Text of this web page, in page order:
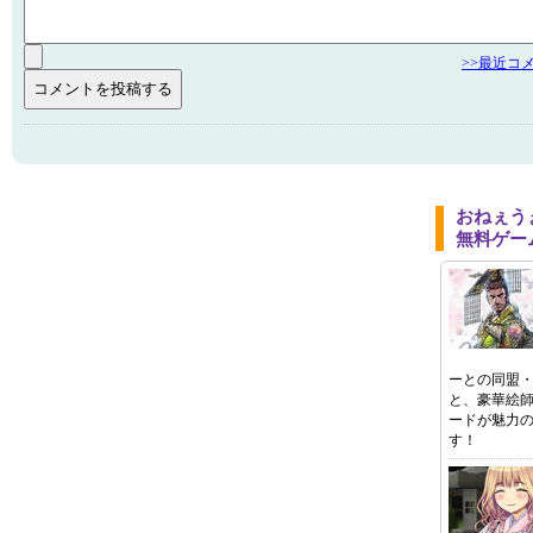
>>最近コ
おねぇう
無料ゲー
ーとの同盟
と、豪華絵
ードが魅力
す！